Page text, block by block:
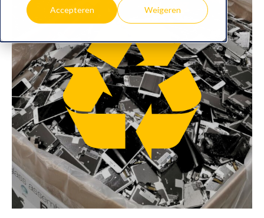
Accepteren Weigeren